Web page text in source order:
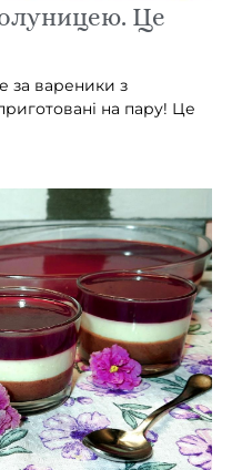
Це
за вареники з
на пару! Це